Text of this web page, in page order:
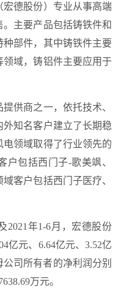
德股份）专业从事高端
主要产品包括铸铁件和
部件，其中铸铁件主要
域，铸铝件主要应用于
供商之一，依托技术、
知名客户建立了长期稳
领域取得了行业领先的
户包括西门子-歌美飒、
客户包括西门子医疗、
2021年1-6月，宏德股份
亿元、6.64亿元、3.52亿
公司所有者的净利润分别
万元。